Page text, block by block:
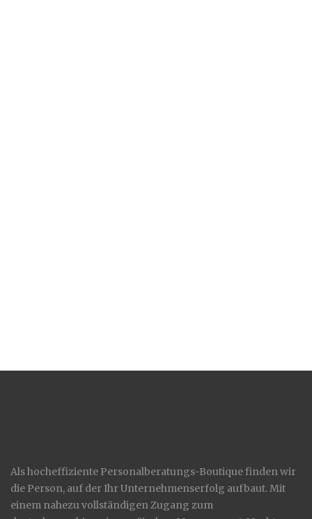
Als hocheffiziente Personalberatungs-Boutique finden wir
die Person, auf der Ihr Unternehmenserfolg aufbaut. Mit
einem nahezu vollständigen Zugang zum